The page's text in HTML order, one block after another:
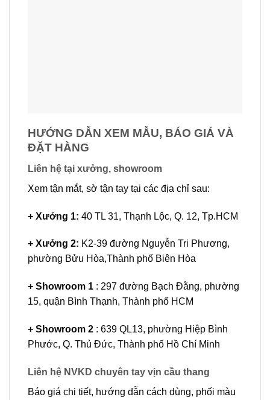
HƯỚNG DẪN XEM MẪU, BÁO GIÁ VÀ
ĐẶT HÀNG
Liên hệ tại xưởng, showroom
Xem tận mắt, sờ tận tay tại các địa chỉ sau:
+ Xưởng 1: 40 TL 31, Thạnh Lộc, Q. 12, Tp.HCM
+ Xưởng 2: K2-39 đường Nguyễn Tri Phương,
phường Bửu Hòa,Thành phố Biên Hòa
+ Showroom 1 : 297 đường Bạch Đằng, phường
15, quận Bình Thạnh, Thành phố HCM
+ Showroom 2 : 639 QL13, phường Hiệp Bình
Phước, Q. Thủ Đức, Thành phố Hồ Chí Minh
Liên hệ NVKD chuyên tay vịn cầu thang
Báo giá chi tiết, hướng dẫn cách dùng, phối màu